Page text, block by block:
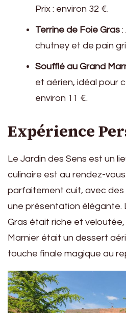
Prix : environ 32 €.
Terrine de Foie Gras
chutney et de pain
Soufflé au Grand
et aérien, idéal pour
environ 11 €.
Expérience
Le Jardin des Sens est un
culinaire est au rendez-
parfaitement cuit, avec des
une présentation élégante.
Gras était riche et
Marnier était un dessert
touche finale magique au